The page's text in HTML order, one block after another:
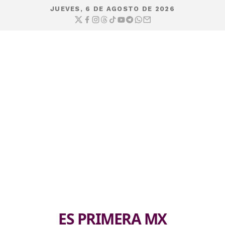
JUEVES, 6 DE AGOSTO DE 2026
ES PRIMERA MX